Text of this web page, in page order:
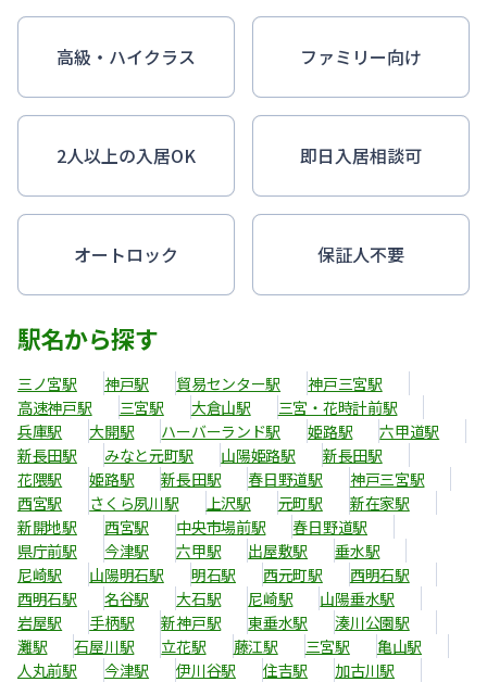
高級・ハイクラス ファミリー向け
2人以上の入居OK 即日入居相談可
オートロック 保証人不要
駅名から探す
三ノ宮駅 神戸駅 貿易センター駅
神戸三宮駅
高速神戸駅
三宮駅 大倉山駅
三宮・花時計前駅
兵庫駅
大開駅 ハーバーランド駅 姫路駅
六甲道駅
新長田駅
みなと元町駅 山陽姫路駅
新長田駅
花隈駅
姫路駅 新長田駅 春日野道駅
神戸三宮駅
西宮駅
さくら夙川駅 上沢駅 元町駅
新在家駅
新開地駅
西宮駅 中央市場前駅
春日野道駅
県庁前駅
今津駅 六甲駅 出屋敷駅
垂水駅
尼崎駅
山陽明石駅 明石駅 西元町駅
西明石駅
西明石駅
名谷駅 大石駅 尼崎駅
山陽垂水駅
岩屋駅
手柄駅 新神戸駅 東垂水駅
湊川公園駅
灘駅
石屋川駅 立花駅 藤江駅 三宮駅
亀山駅
人丸前駅
今津駅 伊川谷駅 住吉駅
加古川駅